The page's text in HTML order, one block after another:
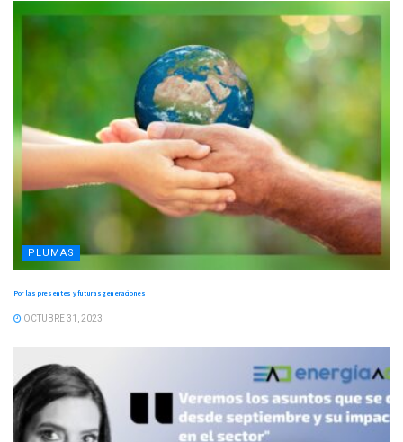
PLUMAS
Por las presentes y futuras generaciones
OCTUBRE 31, 2023